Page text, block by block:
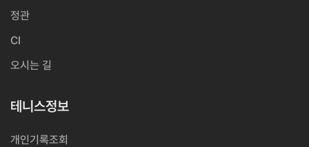
정관
CI
오시는 길
테니스정보
개인기록조회